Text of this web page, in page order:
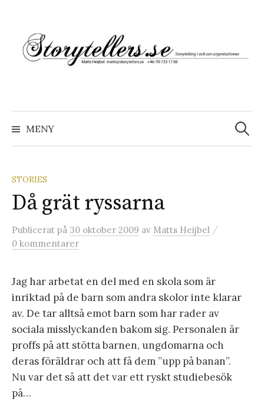
innehåll
MENY
Sök
efter:
STORIES
Då grät ryssarna
Publicerat på 30 oktober 2009 av Matts Heijbel /
0 kommentarer
Jag har arbetat en del med en skola som är
inriktad på de barn som andra skolor inte klarar
av. De tar alltså emot barn som har rader av
sociala misslyckanden bakom sig. Personalen är
proffs på att stötta barnen, ungdomarna och
deras föräldrar och att få dem ”upp på banan”.
Nu var det så att det var ett ryskt studiebesök
på…